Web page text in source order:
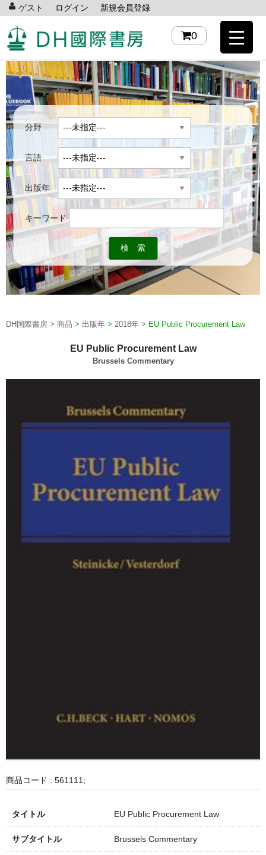
ゲスト ログイン 新規会員登録
0
分野
言語
出版年
キーワード
DH国際書房 > 商品 > 出版年 > 2018年 > EU Public Procurement Law
EU Public Procurement Law
Brussels Commentary
商品コード : 561111;
タイトル EU Public Procurement Law
サブタイトル Brussels Commentary